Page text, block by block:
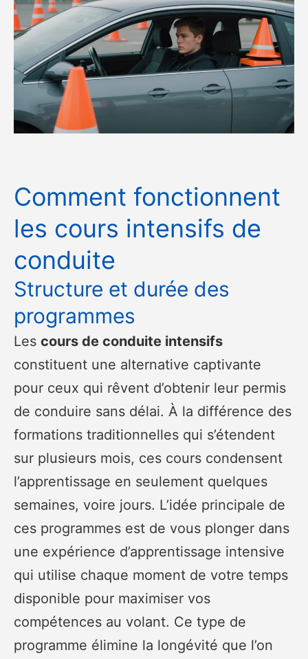
Comment fonctionnent
les cours intensifs de
conduite
Structure et durée des
programmes
Les cours de conduite intensifs
constituent une alternative captivante
pour ceux qui rêvent d’obtenir leur permis
de conduire sans délai. À la différence des
formations traditionnelles qui s’étendent
sur plusieurs mois, ces cours condensent
l’apprentissage en seulement quelques
semaines, voire jours. L’idée principale de
ces programmes est de vous plonger dans
une expérience d’apprentissage intensive
qui utilise chaque moment de votre temps
disponible pour maximiser vos
compétences au volant. Ce type de
programme élimine la longévité que l’on